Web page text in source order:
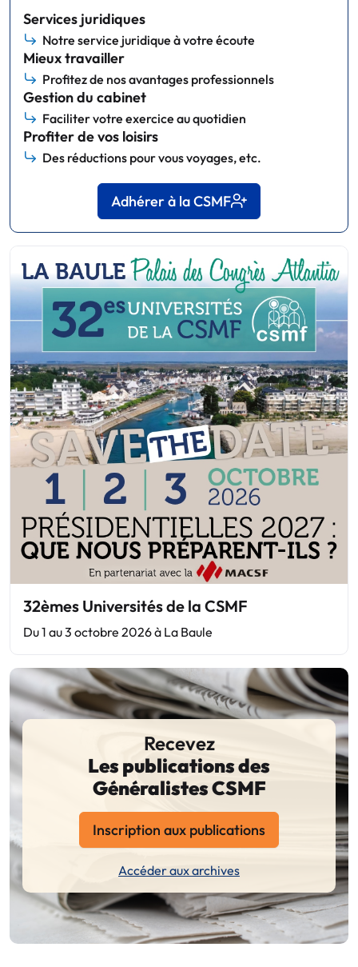
Services juridiques
Notre service juridique à votre écoute
Mieux travailler
Profitez de nos avantages professionnels
Gestion du cabinet
Faciliter votre exercice au quotidien
Profiter de vos loisirs
Des réductions pour vous voyages, etc.
Adhérer à la CSMF
32èmes Universités de la CSMF
Du 1 au 3 octobre 2026 à La Baule
Recevez
Les publications des
Généralistes CSMF
Inscription aux publications
Accéder aux archives